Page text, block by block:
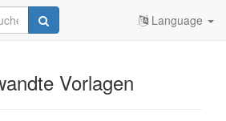
Language
Vorlagen